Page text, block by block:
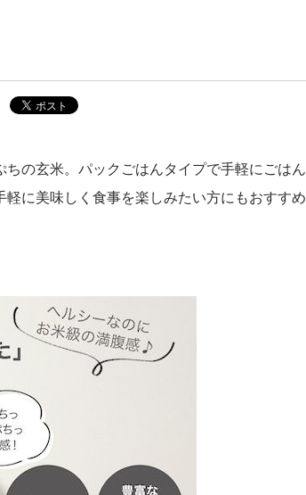
の玄米。パックごはんタイプで手軽にごはん
に美味しく食事を楽しみたい方にもおすすめ